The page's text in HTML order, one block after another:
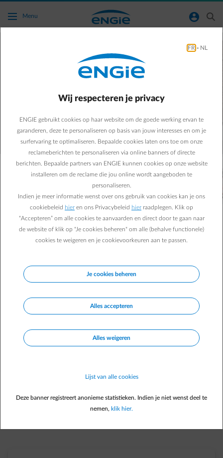
Ga naar de hoofdinhoud
Menu normal-account-circle search
voordelig thuis
ENGIE Smart App.
dan publiek laden, en is tot
dan met een
Welke laadpaal kiezen?
ENGIE verkoopt zelf geen laadpalen en heeft ook geen
van een laadpaal.
laden via deSmart Charge-dienst in de Smart App. Dat
betekent dat ze automatisch gestuurd worden om op je
aanvulling om de kost van thuis laden te
FR - NL
Wij respecteren je privacy
ENGIE gebruikt cookies op haar website om de goede werking ervan te
garanderen, deze te personaliseren op basis van jouw interesses en om je
surfervaring te optimaliseren. Bepaalde cookies laten ons toe om onze
reclameberichten te personaliseren via online banners of directe
berichten. Bepaalde partners van ENGIE kunnen cookies op onze website
installeren om de reclame die jou online wordt aangeboden te
personaliseren.
Indien je meer informatie wenst over ons gebruik van cookies kan je ons
cookiebeleid hier en ons Privacybeleid hier raadplegen. Klik op
“Accepteren” om alle cookies te aanvaarden en direct door te gaan naar
de website of klik op "Je cookies beheren" om alle (behalve functionele)
cookies te weigeren en je cookievoorkeuren aan te passen.
Je cookies beheren
Alles accepteren
Alles weigeren
Lijst van alle cookies
Deze banner registreert anonieme statistieken. Indien je niet wenst deel te
nemen, klik hier.